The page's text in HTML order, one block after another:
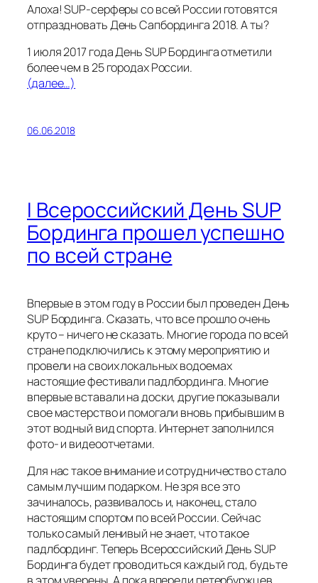
Алоха! SUP-серферы со всей России готовятся
отпраздновать День Сапбординга 2018. А ты?
1 июля 2017 года День SUP Бординга отметили
более чем в 25 городах России.
(далее…)
06.06.2018
I Всероссийский День SUP
Бординга прошел успешно
по всей стране
Впервые в этом году в России был проведен День
SUP Бординга. Сказать, что все прошло очень
круто – ничего не сказать. Многие города по всей
стране подключились к этому мероприятию и
провели на своих локальных водоемах
настоящие фестивали падлбординга. Многие
впервые вставали на доски, другие показывали
свое мастерство и помогали вновь прибывшим в
этот водный вид спорта. Интернет заполнился
фото- и видеоотчетами.
Для нас такое внимание и сотрудничество стало
самым лучшим подарком. Не зря все это
зачиналось, развивалось и, наконец, стало
настоящим спортом по всей России. Сейчас
только самый ленивый не знает, что такое
падлбординг. Теперь Всероссийский День SUP
Бординга будет проводиться каждый год, будьте